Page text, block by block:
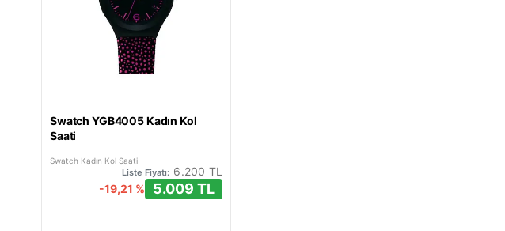
Swatch YGB4005 Kadın Kol
Saati
Swatch Kadın Kol Saati
Liste Fiyatı: 6.200 TL
-19,21 %
5.009 TL